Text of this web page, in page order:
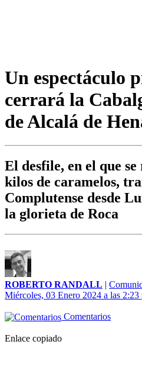
Un espectáculo
cerrará la
de Alcalá de
El desfile, en el que
kilos de caramelos,
Complutense desde
la glorieta de Roca
ROBERTO RANDALL |
Miércoles, 03 Enero 2024 a las 2:23
Comentarios
Enlace copiado